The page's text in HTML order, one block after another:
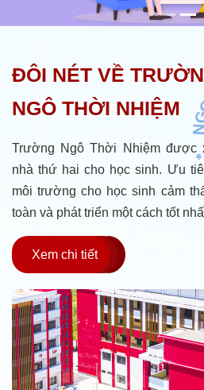
S
ĐÔI NÉT VỀ
NGÔ THỜI NHIỆM
Trường Ngô Thời Nhiệm được
nhà thứ hai cho học sinh. Ưu
môi trường cho học sinh cảm
toàn và phát triển một cách tốt
Xem chi tiết